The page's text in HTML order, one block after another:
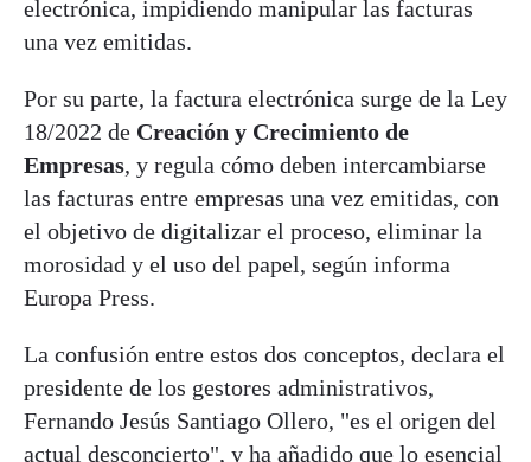
electrónica, impidiendo manipular las facturas
una vez emitidas.
Por su parte, la factura electrónica surge de la Ley
18/2022 de Creación y Crecimiento de
Empresas, y regula cómo deben intercambiarse
las facturas entre empresas una vez emitidas, con
el objetivo de digitalizar el proceso, eliminar la
morosidad y el uso del papel, según informa
Europa Press.
La confusión entre estos dos conceptos, declara el
presidente de los gestores administrativos,
Fernando Jesús Santiago Ollero, "es el origen del
actual desconcierto", y ha añadido que lo esencial